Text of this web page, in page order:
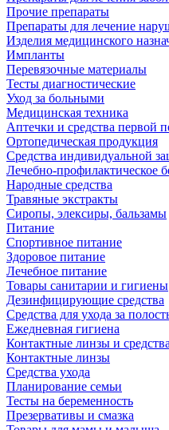
Прочие препараты
Препараты для лечение
Изделия медицинского
Импланты
Перевязочные материалы
Тесты диагностические
Уход за больными
Медицинская техника
Аптечки и средства первой
Ортопедическая продукция
Средства индивидуальной
Лечебно-профилактическое
Народные средства
Травяные экстракты
Сиропы, элексиры, бальзамы
Питание
Спортивное питание
Здоровое питание
Лечебное питание
Товары санитарии и гигиены
Дезинфицирующие средства
Средства для ухода за
Ежедневная гигиена
Контактные линзы и
Контактные линзы
Средства ухода
Планирование семьи
Тесты на беременность
Презервативы и смазка